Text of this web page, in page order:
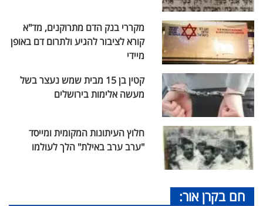
מקררי בנק הדם מתרוקנים, מד"א
קורא לציבור להגיע ולתרום דם באופן
מיידי
קטין בן 15 מבית שמש נעצר בשל
מעשה אלימות בירושלים
חלוץ העיתונות המקומית ומייסד
"ערב ערב באילת" הלך לעולמו
חם בקרן אור: